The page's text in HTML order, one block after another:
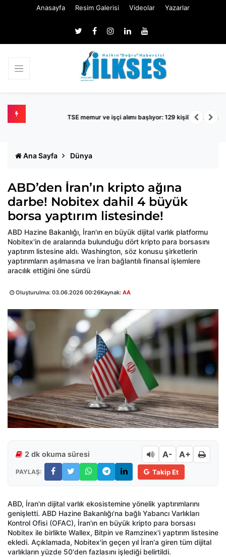
Anasayfa Resim Galerisi Videolar Yazarlar
TSE memur ve işçi alımı başlıyor: 129 kişilik kadro açıldı
Ana Sayfa Dünya
ABD’den İran’ın kripto ağına
darbe! Nobitex dahil 4 büyük
borsa yaptırım listesinde!
ABD Hazine Bakanlığı, İran'ın en büyük dijital varlık platformu
Nobitex'in de aralarında bulunduğu dört kripto para borsasını
yaptırım listesine aldı. Washington, söz konusu şirketlerin
yaptırımların aşılmasına ve İran bağlantılı finansal işlemlere
aracılık ettiğini öne sürdü
Oluşturulma: 03.06.2026 00:26Kaynak: AA
2 dk okuma süresi A- A+
PAYLAŞ: Takip Et
ABD, İran'ın dijital varlık ekosistemine yönelik yaptırımlarını
genişletti. ABD Hazine Bakanlığı'na bağlı Yabancı Varlıkları
Kontrol Ofisi (OFAC), İran'ın en büyük kripto para borsası
Nobitex ile birlikte Wallex, Bitpin ve Ramzinex'i yaptırım listesine
ekledi. Açıklamada, Nobitex'in geçen yıl İran'a giren tüm dijital
varlıkların yüzde 50'den fazlasını işlediği belirtildi.